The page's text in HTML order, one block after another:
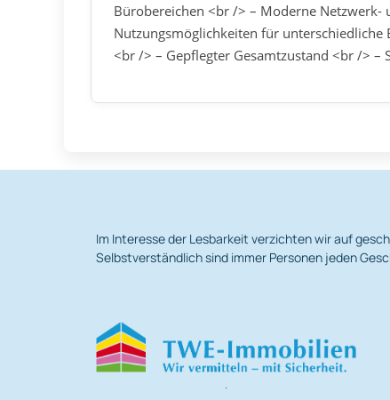
Bürobereichen <br /> – Moderne
Nutzungsmöglichkeiten für
<br /> – Gepflegter Gesamtzustand <br />
Im Interesse der Lesbarkeit verzichten wir auf
Selbstverständlich sind immer Personen jeden